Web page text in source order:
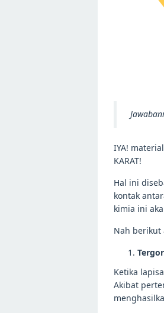
IYA!
KARAT!
Hal ini
kontak
kimia ini
Nah berikut
Ketika
Akibat